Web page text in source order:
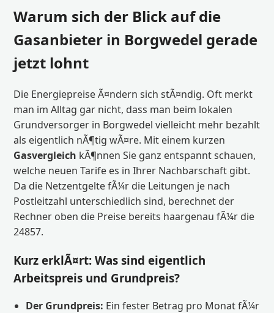
Warum sich der Blick auf die
Gasanbieter in Borgwedel gerade
jetzt lohnt
Die Energiepreise Ã¤ndern sich stÃ¤ndig. Oft merkt
man im Alltag gar nicht, dass man beim lokalen
Grundversorger in Borgwedel vielleicht mehr bezahlt
als eigentlich nÃ¶tig wÃ¤re. Mit einem kurzen
Gasvergleich kÃ¶nnen Sie ganz entspannt schauen,
welche neuen Tarife es in Ihrer Nachbarschaft gibt.
Da die Netzentgelte fÃ¼r die Leitungen je nach
Postleitzahl unterschiedlich sind, berechnet der
Rechner oben die Preise bereits haargenau fÃ¼r die
24857.
Kurz erklÃ¤rt: Was sind eigentlich
Arbeitspreis und Grundpreis?
Der Grundpreis: Ein fester Betrag pro Monat fÃ¼r